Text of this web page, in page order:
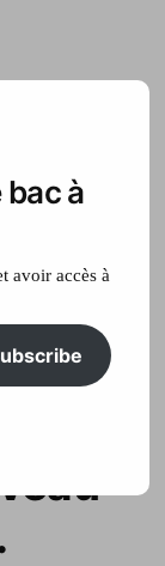
et
à
avoir accès à